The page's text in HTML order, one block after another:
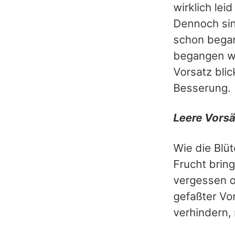
wirklich
Dennoch
schon
begangen
Vorsatz
Besserung.
Leere
Wie die
Frucht
vergessen
gefaßter
verhindern,